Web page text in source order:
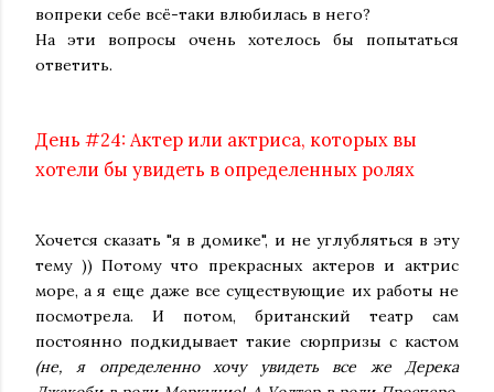
вопреки себе всё-таки влюбилась в него?
На эти вопросы очень хотелось бы попытаться
ответить.
День #24: Актер или актриса, которых вы
хотели бы увидеть в определенных ролях
Хочется сказать "я в домике", и не углубляться в эту
тему )) Потому что прекрасных актеров и актрис
море, а я еще даже все существующие их работы не
посмотрела. И потом, британский театр сам
постоянно подкидывает такие сюрпризы с кастом
(не, я определенно хочу увидеть все же Дерека